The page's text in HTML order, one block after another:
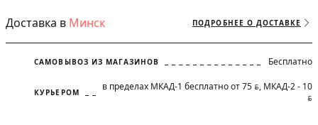
Доставка в Минск ПОДРОБНЕЕ О ДОСТАВКЕ
САМОВЫВОЗ ИЗ МАГАЗИНОВ Бесплатно
КУРЬЕРОМ в пределах МКАД-1 бесплатно от 75 BYN, МКАД-2 - 10
BYN